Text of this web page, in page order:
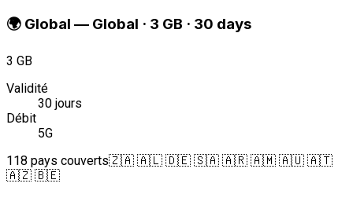
🌍 Global — Global · 3 GB · 30 days
3 GB
Validité
30 jours
Débit
5G
118 pays couverts🇿🇦 🇦🇱 🇩🇪 🇸🇦 🇦🇷 🇦🇲 🇦🇺 🇦🇹
🇦🇿 🇧🇪